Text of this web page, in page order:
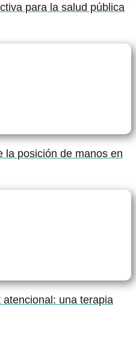
para la salud pública
la posición de manos en
una terapia